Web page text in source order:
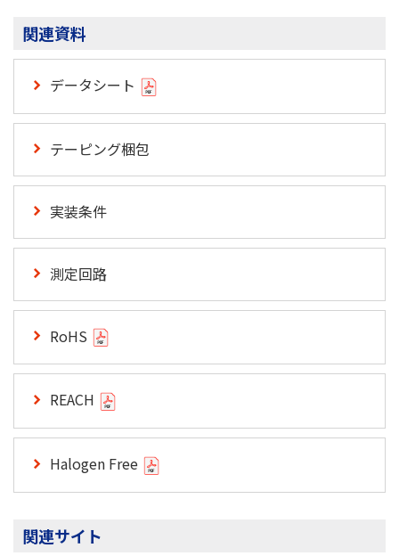
関連資料
データシート
テーピング梱包
実装条件
測定回路
RoHS
REACH
Halogen Free
関連サイト